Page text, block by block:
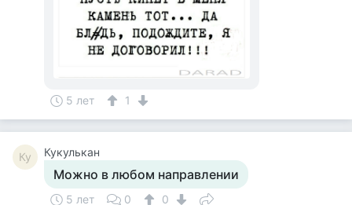
5 лет 1
Ку Кукулькан
Можно в любом направлении
5 лет 0 0